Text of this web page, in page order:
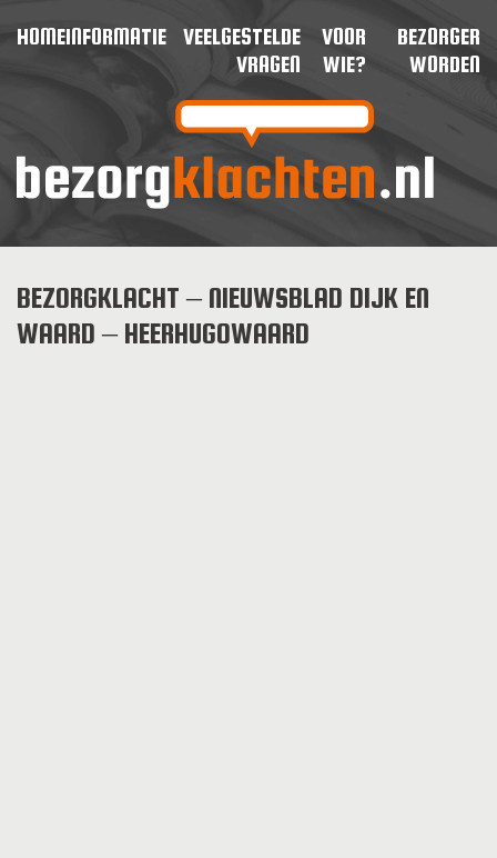
HOMEINFORMATIE
VEELGESTELDE
VRAGEN
VOOR
WIE?
BEZORGER
WORDEN
BEZORGKLACHT – NIEUWSBLAD DIJK EN
WAARD – HEERHUGOWAARD